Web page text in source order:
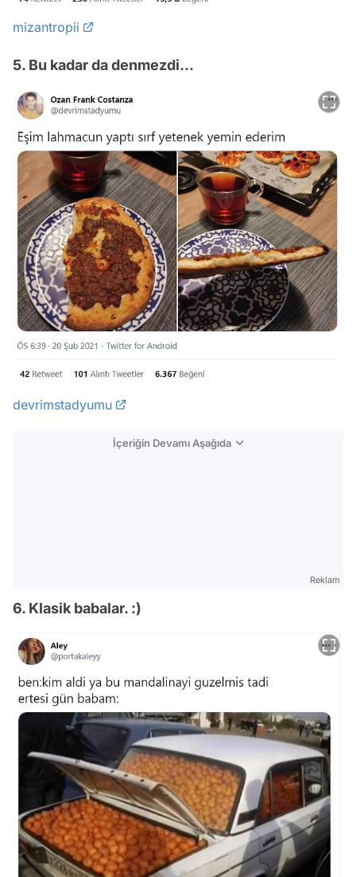
mizantropii
5. Bu kadar da denmezdi...
devrimstadyumu
İçeriğin Devamı Aşağıda
Reklam
6. Klasik babalar. :)